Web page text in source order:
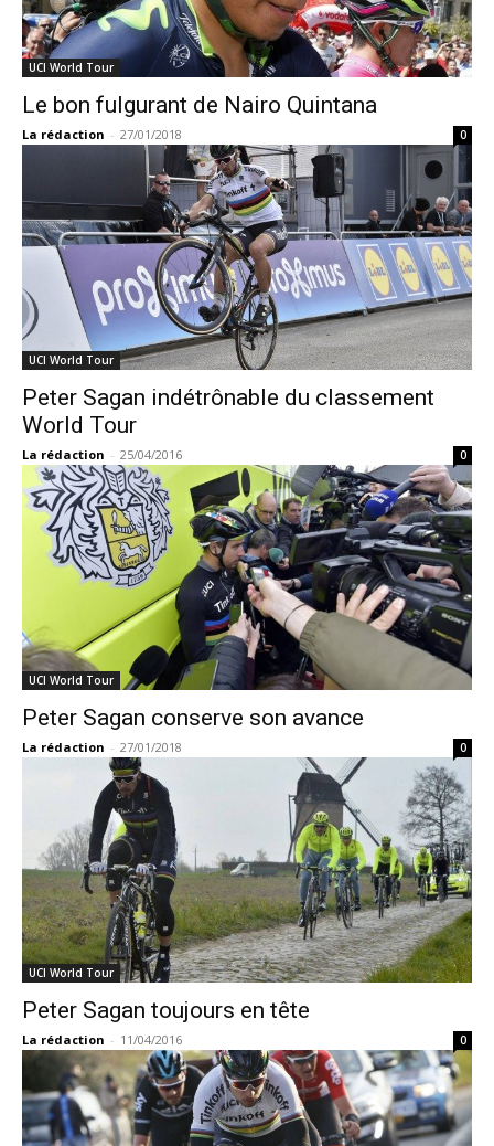
UCI World Tour
Le bon fulgurant de Nairo Quintana
La rédaction - 27/01/2018 0
UCI World Tour
Peter Sagan indétrônable du classement
World Tour
La rédaction - 25/04/2016 0
UCI World Tour
Peter Sagan conserve son avance
La rédaction - 27/01/2018 0
UCI World Tour
Peter Sagan toujours en tête
La rédaction - 11/04/2016 0